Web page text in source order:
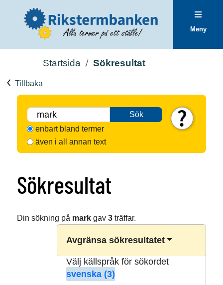
Meny
Startsida Sökresultat
Tillbaka
Sök
enbart bland termer
även i all annan text
Sökresultat
Din sökning på markgav 3träffar.
Avgränsa sökresultatet
Välj källspråk för sökordet
svenska (3)